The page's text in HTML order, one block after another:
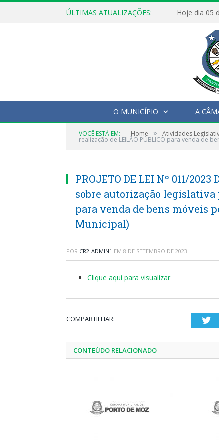
ÚLTIMAS ATUALIZAÇÕES:
O MUNICÍPIO A
VOCÊ ESTÁ EM: Home » Atividades
realização de LEILÃO PÚBLICO para venda de
PROJETO DE LEI Nº 011/2023
sobre autorização legislativa
para venda de bens móveis
Municipal)
POR CR2-ADMIN1 EM 8 DE SETEMBRO DE 2023
Clique aqui para visualizar
COMPARTILHAR:
CONTEÚDO RELACIONADO